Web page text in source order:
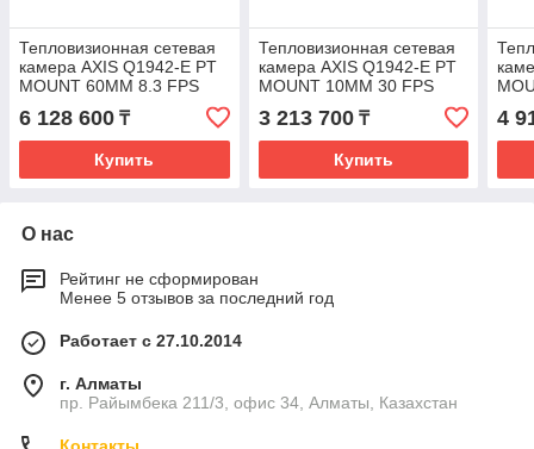
Тепловизионная сетевая
камера AXIS Q1942-E PT
MOUNT 60MM 8.3 FPS
6 128 600 ₸
Купить
Тепловизионная сетевая
камера AXIS Q1942-E PT
MOUNT 10MM 30 FPS
3 213 700₸
Купить
4
О нас
Рейтинг не сформирован
Менее 5 отзывов за последний год
Работает с 27.10.2014
г. Алматы
пр. Райымбека 211/3, офис 34, Алматы, Казахстан
Контакты